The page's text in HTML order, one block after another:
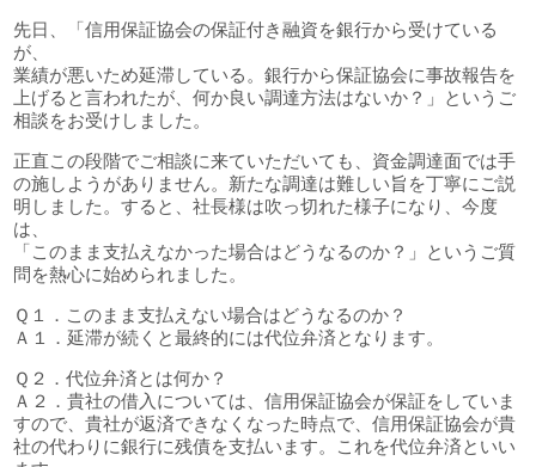
先日、「信用保証協会の保証付き融資を銀行から受けている
が、
業績が悪いため延滞している。銀行から保証協会に事故報告を
上げると言われたが、何か良い調達方法はないか？」というご
相談をお受けしました。
正直この段階でご相談に来ていただいても、資金調達面では手
の施しようがありません。新たな調達は難しい旨を丁寧にご説
明しました。すると、社長様は吹っ切れた様子になり、今度
は、
「このまま支払えなかった場合はどうなるのか？」というご質
問を熱心に始められました。
Ｑ１．このまま支払えない場合はどうなるのか？
Ａ１．延滞が続くと最終的には代位弁済となります。
Ｑ２．代位弁済とは何か？
Ａ２．貴社の借入については、信用保証協会が保証をしていま
すので、貴社が返済できなくなった時点で、信用保証協会が貴
社の代わりに銀行に残債を支払います。これを代位弁済といい